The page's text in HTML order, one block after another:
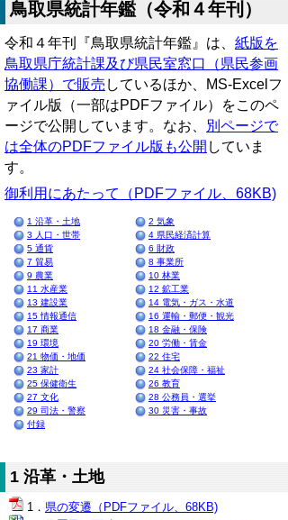
鳥取県統計年鑑（令和４年刊）
令和４年刊『鳥取県統計年鑑』は、 紙版を
鳥取県庁統計課及び県民室窓口（県民参画
協働課）で販売 しているほか、MS-Excelフ
ァイル版（一部はPDFファイル）をこのペ
ージで公開しています。なお、
別ページで
は全体のPDFファイル版も公開 していま
す。
御利用にあたって（PDFファイル、68KB)
1 沿革・土地
2 気象
3 人口・世帯
4 県民経済計算
5 通貨
6 財政
7 貿易
8 事業所
9 農業
10 林業
11 水産業
12 鉱工業
13 建設業
14 電気・ガス・水道
15 情報通信
16 運輸・郵便・観光
17 商業
18 金融・保険
19 環境
20 労働・賃金
21 物価・地価
22 住宅
23 家計
24 社会保障・福祉
25 保健衛生
26 教育
27 文化
28 公務員・選挙
29 司法・警察
30 災害・事故
付録
1 沿革・土地
県の変遷（PDFファイル、68KB)